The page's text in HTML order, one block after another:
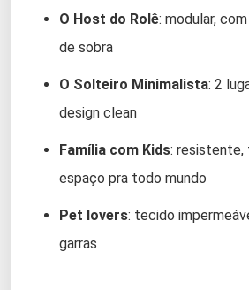
O Host do Rolê: modular,
de sobra
O Solteiro Minimalista: 2
design clean
Família com Kids: resistente,
espaço pra todo mundo
Pet lovers: tecido
garras